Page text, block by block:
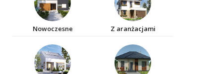
Nowoczesne Z aranżacjami